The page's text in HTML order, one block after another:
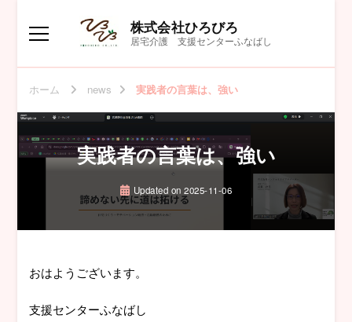
株式会社ひろびろ
居宅介護 支援センターふなばし
ホーム news 実践者の言葉は、強い
実践者の言葉は、強い
Updated on2025-11-06
おはようございます。
支援センターふなばし